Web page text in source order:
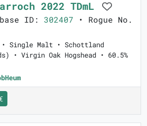
2022 TDmL
ID: 302407 • Rogue No.
Single Malt • Schottland
• Virgin Oak Hogshead • 60.5%